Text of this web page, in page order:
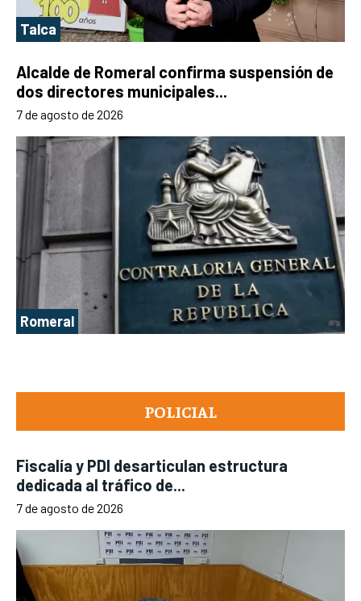
POLICIAL
Fiscalía y PDI desarticulan estructura
dedicada al tráfico de...
7 de agosto de 2026
Talca
Alcalde de Romeral confirma suspensión de
dos directores municipales...
7 de agosto de 2026
Romeral